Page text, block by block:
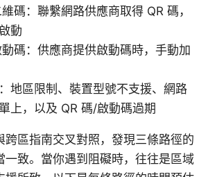
碼：聯繫網路供應商取得 QR 碼，
動
碼：供應商提供啟動碼時，手動加
地區限制、裝置型號不支援、網路
上，以及 QR 碼/啟動碼過期
跨區指南交叉對照，發現三條路徑的
一致。當你遇到阻礙時，往往是區域